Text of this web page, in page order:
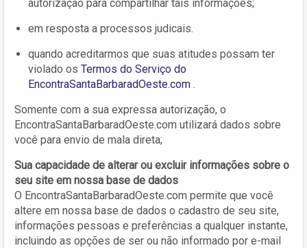
autorização para compartilhar tais informações;
em resposta a processos judicais.
quando acreditarmos que suas atitudes possam ter
violado os Termos do Serviço do
EncontraSantaBarbaradOeste.com .
Somente com a sua expressa autorização, o
EncontraSantaBarbaradOeste.com utilizará dados sobre
você para envio de mala direta;
Sua capacidade de alterar ou excluir informações sobre o
seu site em nossa base de dados
O EncontraSantaBarbaradOeste.com permite que você
altere em nossa base de dados o cadastro de seu site,
informações pessoas e preferências a qualquer instante,
incluindo as opções de ser ou não informado por e-mail